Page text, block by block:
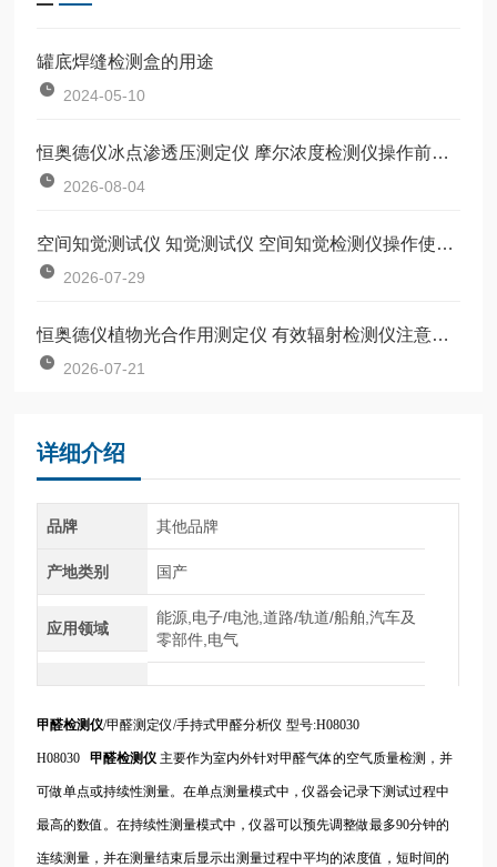
罐底焊缝检测盒的用途
2024-05-10
恒奥德仪冰点渗透压测定仪 摩尔浓度检测仪操作前准备
2026-08-04
空间知觉测试仪 知觉测试仪 空间知觉检测仪操作使用说明书
2026-07-29
恒奥德仪植物光合作用测定仪 有效辐射检测仪注意事项
2026-07-21
详细介绍
品牌 其他品牌
产地类别 国产
应用领域
能源,电子/电池,道路/轨道/船舶,汽车及
零部件,电气
甲醛检测仪/甲醛测定仪/手持式甲醛分析仪 型号:H08030
H08030甲醛检测仪 主要作为室内外针对甲醛气体的空气质量检测，并
可做单点或持续性测量。在单点测量模式中，仪器会记录下测试过程中
最高的数值。在持续性测量模式中，仪器可以预先调整做最多90分钟的
连续测量，并在测量结束后显示出测量过程中平均的浓度值，短时间的